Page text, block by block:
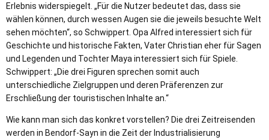
Erlebnis widerspiegelt. „Für die Nutzer bedeutet das, dass sie
wählen können, durch wessen Augen sie die jeweils besuchte Welt
sehen möchten“, so Schwippert. Opa Alfred interessiert sich für
Geschichte und historische Fakten, Vater Christian eher für Sagen
und Legenden und Tochter Maya interessiert sich für Spiele.
Schwippert: „Die drei Figuren sprechen somit auch
unterschiedliche Zielgruppen und deren Präferenzen zur
Erschließung der touristischen Inhalte an.“
Wie kann man sich das konkret vorstellen? Die drei Zeitreisenden
werden in Bendorf-Sayn in die Zeit der Industrialisierung